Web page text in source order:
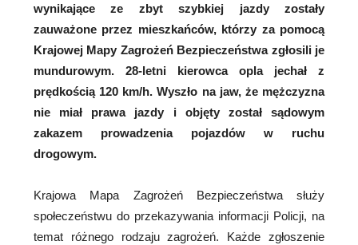
wynikające ze zbyt szybkiej jazdy zostały
zauważone przez mieszkańców, którzy za pomocą
Krajowej Mapy Zagrożeń Bezpieczeństwa zgłosili je
mundurowym. 28-letni kierowca opla jechał z
prędkością 120 km/h. Wyszło na jaw, że mężczyzna
nie miał prawa jazdy i objęty został sądowym
zakazem prowadzenia pojazdów w ruchu
drogowym.
Krajowa Mapa Zagrożeń Bezpieczeństwa służy
społeczeństwu do przekazywania informacji Policji, na
temat różnego rodzaju zagrożeń. Każde zgłoszenie